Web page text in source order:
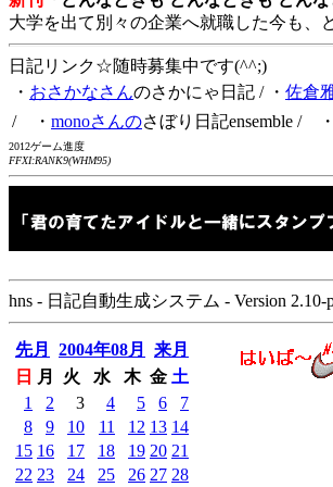
大学を出て別々の企業へ就職した今も、
日記リンク☆随時募集中です(^^;)
・ おさかなさんのさかにゃ日記 / ・ 佐倉
/ ・ monoさんのさぼり日記ensemble / ・
2012ゲーム進度
FFXI:RANK9(WHM95)
hns - 日記自動生成システム - Version 2.10-
先月 2004年08月
来月
日
月 火 水 木 金 土
1
2 3 4 5 6
7
8
9 10 11 12 13 14
15 16 17 18 19 20 21
22 23 24 25 26 27 28